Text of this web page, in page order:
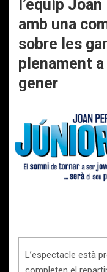
l’equip
amb una
sobre les
plenament
gener
L’espectacle està